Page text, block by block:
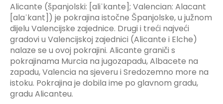
Alicante (španjolski: [aliˈkante]; Valencian: Alacant
[alaˈkant]) je pokrajina istočne Španjolske, u južnom
dijelu Valencijske zajednice. Drugi i treći najveći
gradovi u Valencijskoj zajednici (Alicante i Elche)
nalaze se u ovoj pokrajini. Alicante graniči s
pokrajinama Murcia na jugozapadu, Albacete na
zapadu, Valencia na sjeveru i Sredozemno more na
istoku. Pokrajina je dobila ime po glavnom gradu,
gradu Alicanteu.